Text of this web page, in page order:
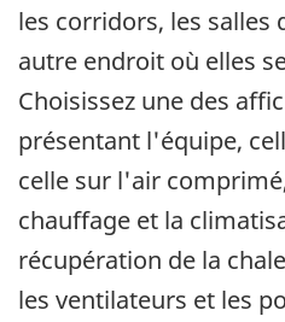
les corridors, les
autre endroit où elles
Choisissez une des
présentant l'équipe,
celle sur l'air
chauffage et la
récupération de la
les ventilateurs et les